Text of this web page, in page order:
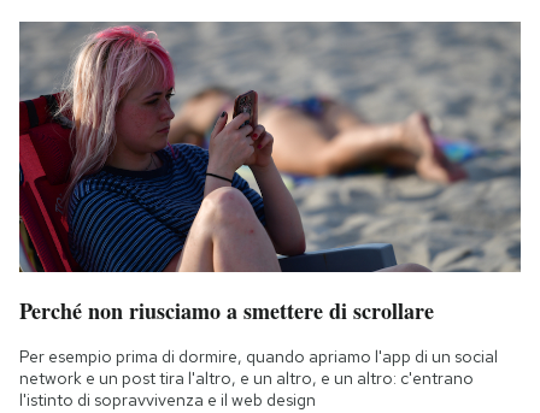
Perché non riusciamo a smettere di scrollare
Per esempio prima di dormire, quando apriamo l'app di un social
network e un post tira l'altro, e un altro, e un altro: c'entrano
l'istinto di sopravvivenza e il web design